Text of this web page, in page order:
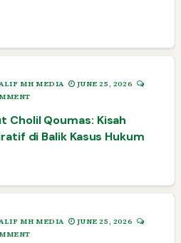
MH MEDIA
JUNE 25, 2026
Cholil Qoumas: Kisah
di Balik Kasus Hukum
MH MEDIA
JUNE 25, 2026